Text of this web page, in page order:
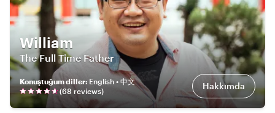
William
The Full Time Father
Konuştuğum diller: English • 中文
(68 reviews) Hakkımda